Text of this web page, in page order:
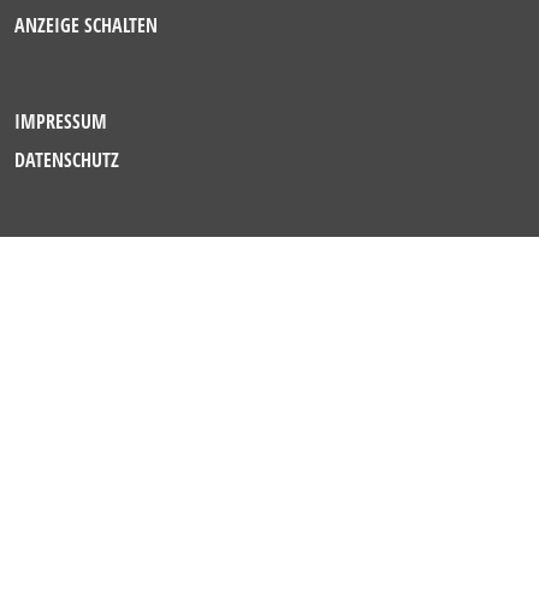
ANZEIGE SCHALTEN
IMPRESSUM
DATENSCHUTZ